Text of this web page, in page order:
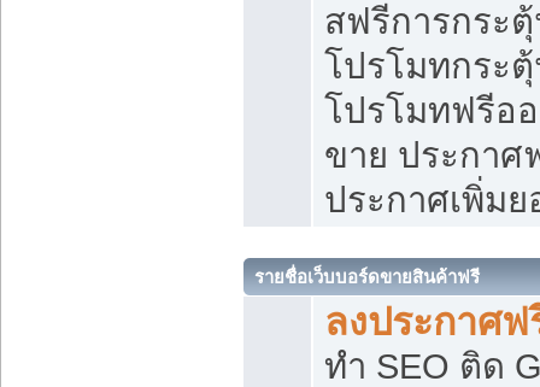
สฟรีการกระ
โปรโมทกระ
โปรโมทฟรีอ
ขาย ประกาศ
ประกาศเพิ่ม
รายชื่อเว็บบอร์ดขายสินค้าฟรี
ลงประกาศฟ
ทำ SEO ติด